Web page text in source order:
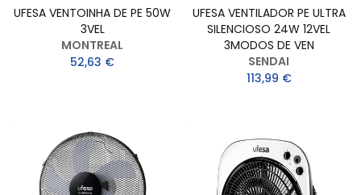
UFESA VENTOINHA DE PE 50W
3VEL
MONTREAL
52,63 €
UFESA VENTILADOR PE ULTRA
SILENCIOSO 24W 12VEL
3MODOS DE VEN
SENDAI
113,99 €